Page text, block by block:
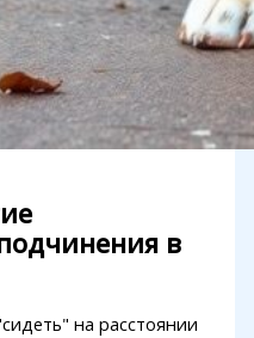
в
на расстоянии